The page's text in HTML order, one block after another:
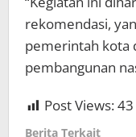
rekomendasi,
pemerintah kota
pembangunan
Post Views:43
Berita Terkait